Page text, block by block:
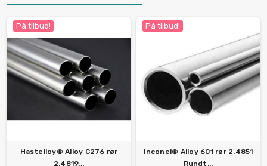
På tilbud!
Hastelloy® Alloy C276 rør
2.4819...
På tilbud!
Inconel® Alloy 601 rør 2.4851
Rundt...